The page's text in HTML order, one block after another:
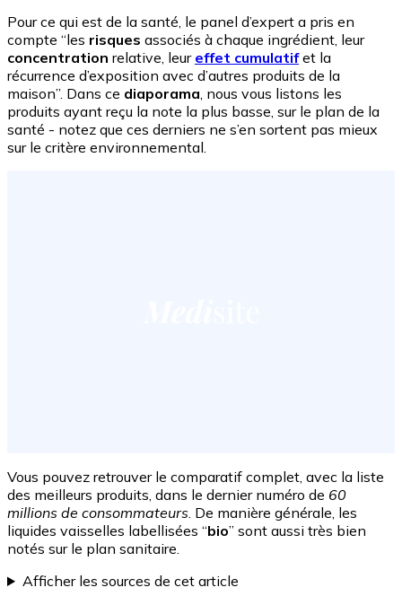
Pour ce qui est de la santé, le panel d’expert a pris en
compte “les risques associés à chaque ingrédient, leur
concentration relative, leur effet cumulatifet la
récurrence d’exposition avec d’autres produits de la
maison”. Dans ce diaporama, nous vous listons les
produits ayant reçu la note la plus basse, sur le plan de la
santé - notez que ces derniers ne s’en sortent pas mieux
sur le critère environnemental.
Vous pouvez retrouver le comparatif complet, avec la liste
des meilleurs produits, dans le dernier numéro de 60
millions de consommateurs. De manière générale, les
liquides vaisselles labellisées “bio” sont aussi très bien
notés sur le plan sanitaire.
Afficher les sources de cet article